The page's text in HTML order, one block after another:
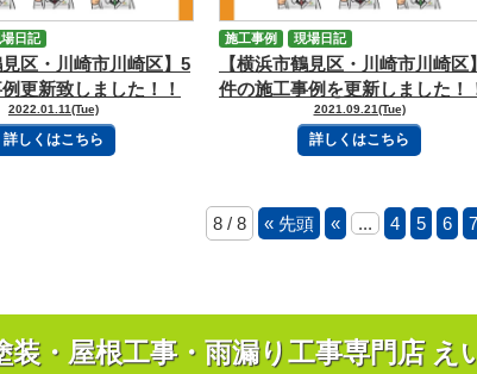
見区・川崎市川崎区】5
更新致しました！！
2022.01.11(Tue)
詳しくはこちら
日記
【横浜市鶴見区・川崎市川崎区
件の施工事例を更新しました！
｜横浜の外壁塗装専門店えいぶ
す・ペイント
2021.09.21(Tue)
詳しくはこちら
施工事例 現場日記
8 / 8 « 先頭 « ... 4 5 6 7
装・屋根工事・雨漏り工事専門店 え